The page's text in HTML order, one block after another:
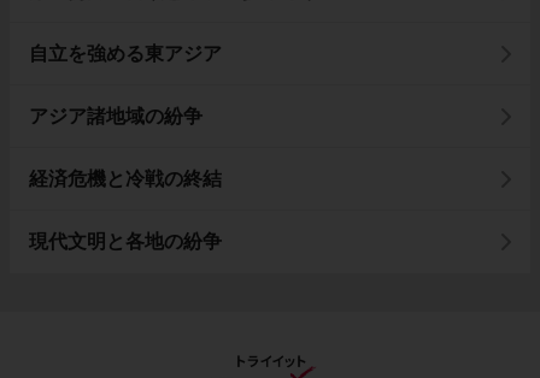
自立を強める東アジア
アジア諸地域の紛争
経済危機と冷戦の終結
現代文明と各地の紛争